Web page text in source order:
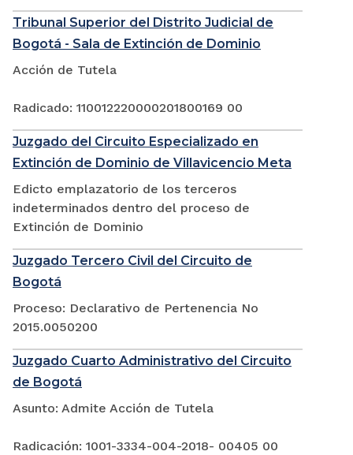
Tribunal Superior del Distrito Judicial de
Bogotá - Sala de Extinción de Dominio
Acción de Tutela
Radicado: 110012220000201800169 00
Juzgado del Circuito Especializado en
Extinción de Dominio de Villavicencio Meta
Edicto emplazatorio de los terceros
indeterminados dentro del proceso de
Extinción de Dominio
Juzgado Tercero Civil del Circuito de
Bogotá
Proceso: Declarativo de Pertenencia No
2015.0050200
Juzgado Cuarto Administrativo del Circuito
de Bogotá
Asunto: Admite Acción de Tutela
Radicación: 1001-3334-004-2018- 00405 00